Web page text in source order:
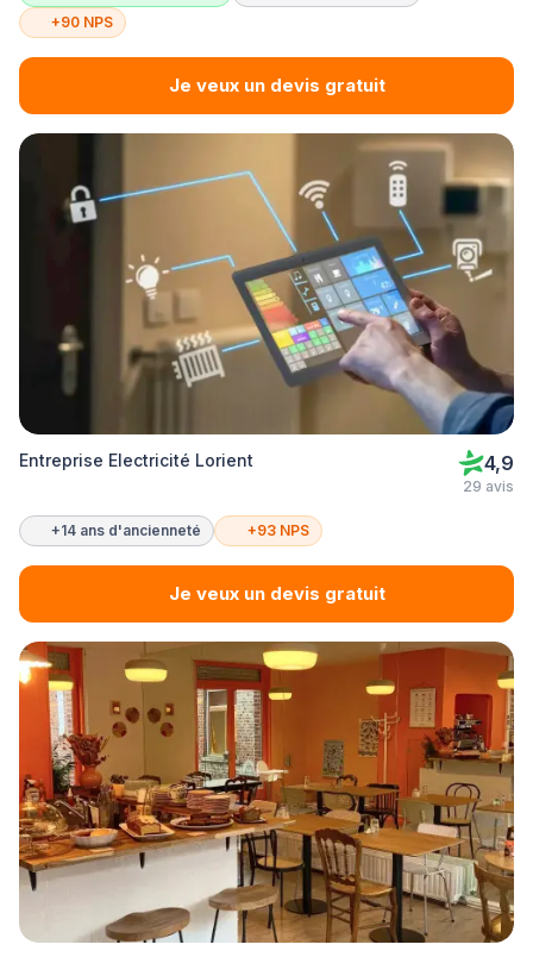
+90 NPS
Je veux un devis gratuit
Entreprise Electricité Lorient 4,9
29 avis
+14 ans d'ancienneté +93 NPS
Je veux un devis gratuit